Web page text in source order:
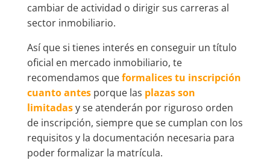
cambiar de actividad o dirigir sus carreras al
sector inmobiliario.
Así que si tienes interés en conseguir un título
oficial en mercado inmobiliario, te
recomendamos queformalices tu inscripción
cuanto antesporque las plazas son
limitadasy se atenderán por riguroso orden
de inscripción, siempre que se cumplan con los
requisitos y la documentación necesaria para
poder formalizar la matrícula.